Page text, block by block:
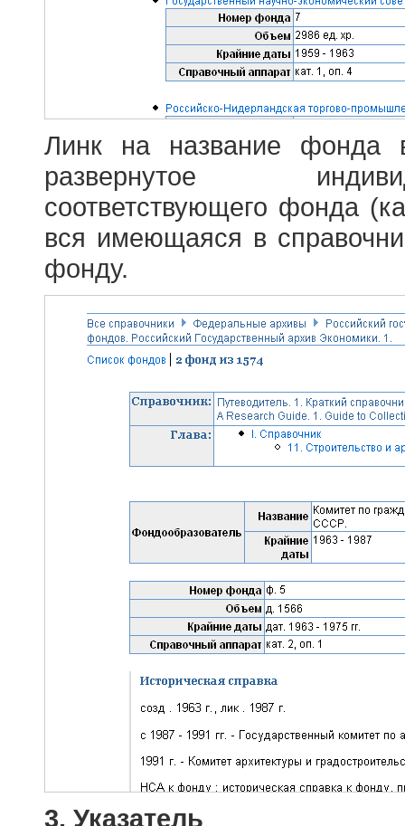
Линк на название фонда
развернутое
соответствующего фонда
вся имеющаяся в
фонду.
3. Указатель